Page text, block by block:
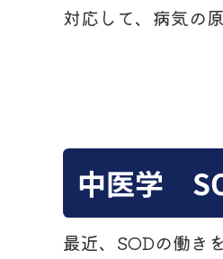
対応して、病気の
中医学
最近、SODの働き